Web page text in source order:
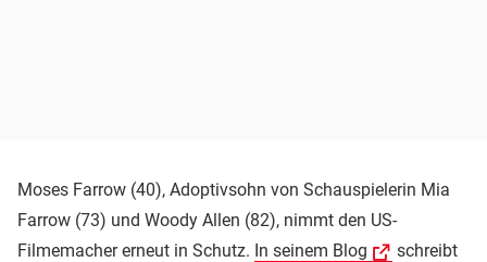
Moses Farrow (40), Adoptivsohn von Schauspielerin Mia
Farrow (73) und Woody Allen (82), nimmt den US-
Filmemacher erneut in Schutz. In seinem Blog
schreibt